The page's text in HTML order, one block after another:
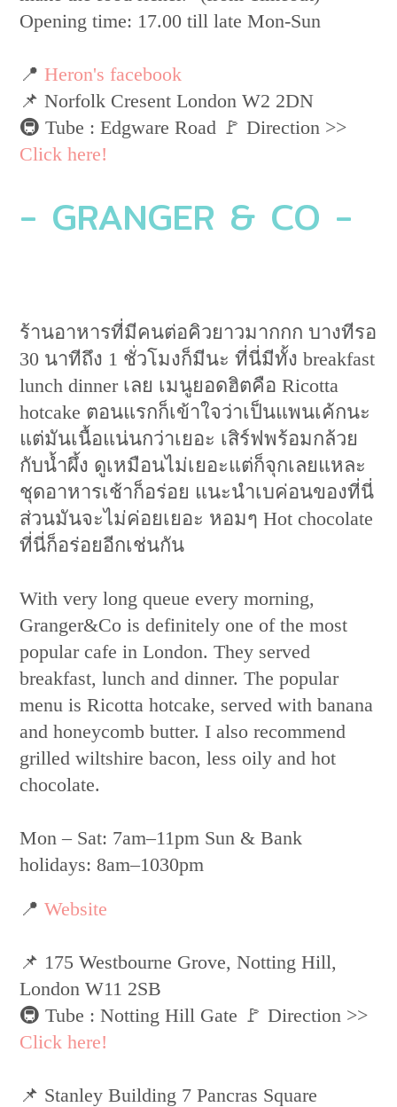
Opening time: 17.00 till late Mon-Sun
📍Heron's facebook
📌 ​Norfolk Cresent London W2 2DN
🚇 Tube : Edgware Road 🚩 Direction >>
Click here!
- GRANGER & CO -
ร้านอาหารที่มีคนต่อคิวยาวมากกก บางทีรอ
30 นาทีถึง 1 ชั่วโมงก็มีนะ ที่นี่มีทั้ง breakfast
lunch dinner เลย เมนูยอดฮิตคือ Ricotta
hotcake ตอนแรกก็เข้าใจว่าเป็นแพนเค้กนะ
แต่มันเนื้อแน่นกว่าเยอะ เสิร์ฟพร้อมกล้วย
กับน้ำผึ้ง ดูเหมือนไม่เยอะแต่ก็จุกเลยแหละ
ชุดอาหารเช้าก็อร่อย แนะนำเบค่อนของที่นี่
ส่วนมันจะไม่ค่อยเยอะ หอมๆ Hot chocolate
ที่นี่ก็อร่อยอีกเช่นกัน
With very long queue every morning,
Granger&Co is definitely one of the most
popular cafe in London. They served
breakfast, lunch and dinner. The popular
menu is Ricotta hotcake, served with banana
and honeycomb butter. I also recommend
grilled wiltshire bacon, less oily and hot
chocolate.
Mon – Sat: 7am–11pm Sun & Bank
holidays: 8am–1030pm
📍Website
📌 175 Westbourne Grove, Notting Hill,
London W11 2SB
🚇 Tube : Notting Hill Gate 🚩 Direction >>
Click here!
📌 Stanley Building 7 Pancras Square